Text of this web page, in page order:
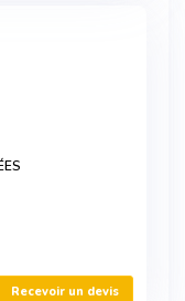
Recevoir un devis